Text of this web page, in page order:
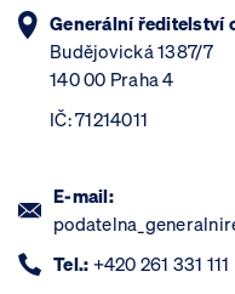
Generální ředitelství
Budějovická 1387/7
140 00 Praha 4
IČ: 71214011
E-mail:
Tel.: +420 261 331 111